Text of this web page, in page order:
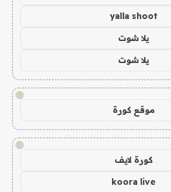
yalla shoot
يلا شوت
يلا شوت
!
موقع كورة
!
كورة لايف
koora live